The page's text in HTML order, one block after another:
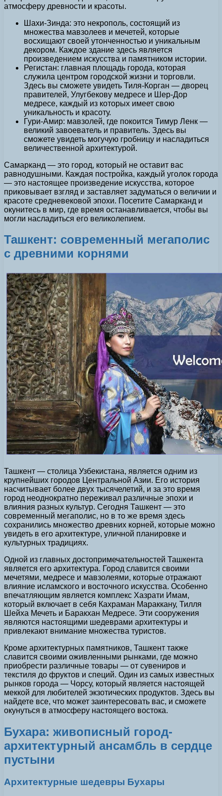
атмосферу древности и красоты.
Шахи-Зинда: это некрополь, состоящий из
множества мавзолеев и мечетей, которые
восхищают своей утонченностью и уникальным
декором. Каждое здание здесь является
произведением искусства и памятником истории.
Регистан: главная площадь города, которая
служила центром городской жизни и торговли.
Здесь вы сможете увидеть Тиля-Корган — дворец
правителей, Улугбекову медресе и Шер-Дор
медресе, каждый из которых имеет свою
уникальность и красоту.
Гури-Амир: мавзолей, где покоится Тимур Ленк —
великий завоеватель и правитель. Здесь вы
сможете увидеть могучую гробницу и насладиться
величественной архитектурой.
Самарканд — это город, который не оставит вас
равнодушными. Каждая постройка, каждый уголок города
— это настоящее произведение искусства, которое
приковывает взгляд и заставляет задуматься о величии и
красоте средневековой эпохи. Посетите Самарканд и
окунитесь в мир, где время останавливается, чтобы вы
могли насладиться его великолепием.
Ташкент: современный мегаполис
с древними корнями
Ташкент — столица Узбекистана, является одним из
крупнейших городов Центральной Азии. Его история
насчитывает более двух тысячелетий, и за это время
город неоднократно переживал различные эпохи и
влияния разных культур. Сегодня Ташкент — это
современный мегаполис, но в то же время здесь
сохранились множество древних корней, которые можно
увидеть в его архитектуре, уличной планировке и
культурных традициях.
Одной из главных достопримечательностей Ташкента
является его архитектура. Город славится своими
мечетями, медресе и мавзолеями, которые отражают
влияние исламского и восточного искусства. Особенно
впечатляющим является комплекс Хазрати Имам,
который включает в себя Кахраман Мараккану, Тилля
Шейха Мечеть и Баракхан Медресе. Эти сооружения
являются настоящими шедеврами архитектуры и
привлекают внимание множества туристов.
Кроме архитектурных памятников, Ташкент также
славится своими оживленными рынками, где можно
приобрести различные товары — от сувениров и
текстиля до фруктов и специй. Один из самых известных
рынков города — Чорсу, который является настоящей
меккой для любителей экзотических продуктов. Здесь вы
найдете все, что может заинтересовать вас, и сможете
окунуться в атмосферу настоящего востока.
Бухара: живописный город-
архитектурный ансамбль в сердце
пустыни
Архитектурные шедевры Бухары